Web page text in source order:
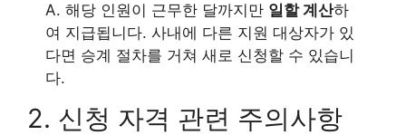
A. 해당 인원이 근무한 달까지만 일할 계산하
여 지급됩니다. 사내에 다른 지원 대상자가 있
다면 승계 절차를 거쳐 새로 신청할 수 있습니
다.
2. 신청 자격 관련 주의사항